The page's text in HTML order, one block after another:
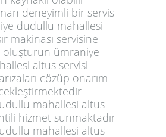
deneyimli bir servis
dudullu mahallesi
makinası servisine
oluşturun ümraniye
altus servisi
cözüp onarım
mahallesi altus
hizmet sunmaktadır
mahallesi altus